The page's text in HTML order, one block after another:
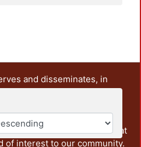
and disseminates, in
the teaching and research
It also includes some
documents from the
from other institutions that
of interest to our community.